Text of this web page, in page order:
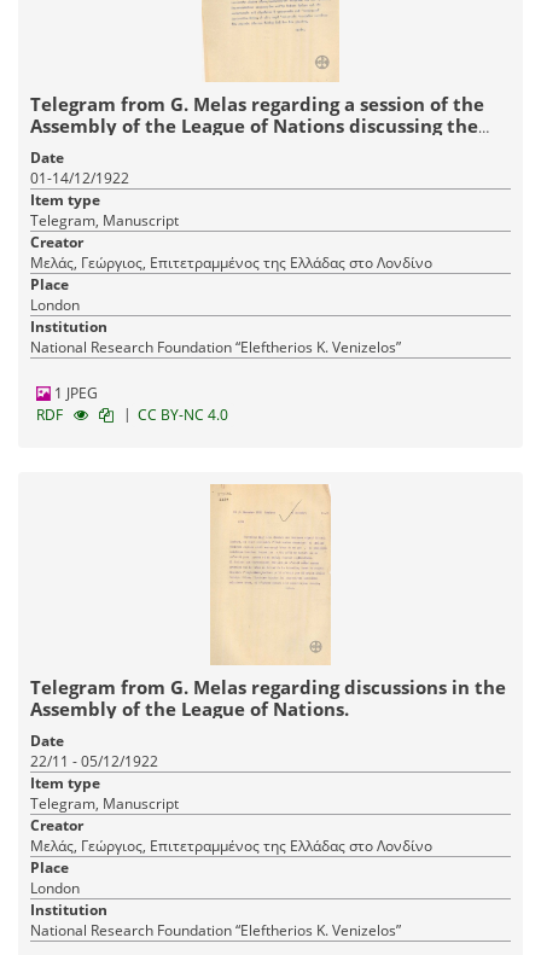
Telegram from G. Melas regarding a session of the
Assembly of the League of Nations discussing the
Greek army in Asia Minor.
Date
01-14/12/1922
Item type
Telegram, Manuscript
Creator
Μελάς, Γεώργιος, Επιτετραμμένος της Ελλάδας στο Λονδίνο
Place
London
Institution
National Research Foundation “Eleftherios K. Venizelos”
1 JPEG
RDF
| CC BY-NC 4.0
Telegram from G. Melas regarding discussions in the
Assembly of the League of Nations.
Date
22/11 - 05/12/1922
Item type
Telegram, Manuscript
Creator
Μελάς, Γεώργιος, Επιτετραμμένος της Ελλάδας στο Λονδίνο
Place
London
Institution
National Research Foundation “Eleftherios K. Venizelos”